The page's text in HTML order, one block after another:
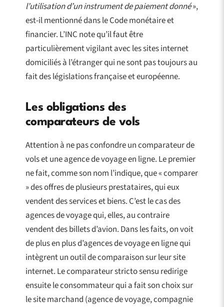
l’utilisation d’un instrument de paiement donné»,
est-il mentionné dans le Code monétaire et
financier. L’INC note qu’il faut être
particulièrement vigilant avec les sites internet
domiciliés à l’étranger qui ne sont pas toujours au
fait des législations française et européenne.
Les obligations des
comparateurs de vols
Attention à ne pas confondre un comparateur de
vols et une agence de voyage en ligne. Le premier
ne fait, comme son nom l’indique, que « comparer
» des offres de plusieurs prestataires, qui eux
vendent des services et biens. C’est le cas des
agences de voyage qui, elles, au contraire
vendent des billets d’avion. Dans les faits, on voit
de plus en plus d’agences de voyage en ligne qui
intègrent un outil de comparaison sur leur site
internet. Le comparateur stricto sensu redirige
ensuite le consommateur qui a fait son choix sur
le site marchand (agence de voyage, compagnie